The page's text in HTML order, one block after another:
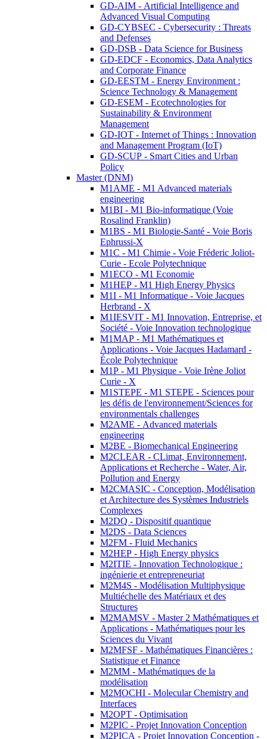
GD-AIM - Artificial Intelligence and
Advanced Visual Computing
GD-CYBSEC - Cybersecurity : Threats
and Defenses
GD-DSB - Data Science for Business
GD-EDCF - Economics, Data Analytics
and Corporate Finance
GD-EESTM - Energy Environment :
Science Technology & Management
GD-ESEM - Ecotechnologies for
Sustainability & Environment
Management
GD-IOT - Internet of Things : Innovation
and Management Program (IoT)
GD-SCUP - Smart Cities and Urban
Policy
Master (DNM)
M1AME - M1 Advanced materials
engineering
M1BI - M1 Bio-informatique (Voie
Rosalind Franklin)
M1BS - M1 Biologie-Santé - Voie Boris
Ephrussi-X
M1C - M1 Chimie - Voie Fréderic Joliot-
Curie - Ecole Polytechnique
M1ECO - M1 Economie
M1HEP - M1 High Energy Physics
M1I - M1 Informatique - Voie Jacques
Herbrand - X
M1IESVIT - M1 Innovation, Entreprise, et
Société - Voie Innovation technologique
M1MAP - M1 Mathématiques et
Applications - Voie Jacques Hadamard -
École Polytechnique
M1P - M1 Physique - Voie Irène Joliot
Curie - X
M1STEPE - M1 STEPE - Sciences pour
les défis de l'environnement/Sciences for
environmentals challenges
M2AME - Advanced materials
engineering
M2BE - Biomechanical Engineering
M2CLEAR - CLimat, Environnement,
Applications et Recherche - Water, Air,
Pollution and Energy
M2CMASIC - Conception, Modélisation
et Architecture des Systèmes Industriels
Complexes
M2DQ - Dispositif quantique
M2DS - Data Sciences
M2FM - Fluid Mechanics
M2HEP - High Energy physics
M2ITIE - Innovation Technologique :
ingénierie et entrepreneuriat
M2M4S - Modélisation Multiphysique
Multiéchelle des Matériaux et des
Structures
M2MAMSV - Master 2 Mathématiques et
Applications - Mathématiques pour les
Sciences du Vivant
M2MFSF - Mathématiques Financières :
Statistique et Finance
M2MM - Mathématiques de la
modélisation
M2MOCHI - Molecular Chemistry and
Interfaces
M2OPT - Optimisation
M2PIC - Projet Innovation Conception
M2PICA - Projet Innovation Conception -